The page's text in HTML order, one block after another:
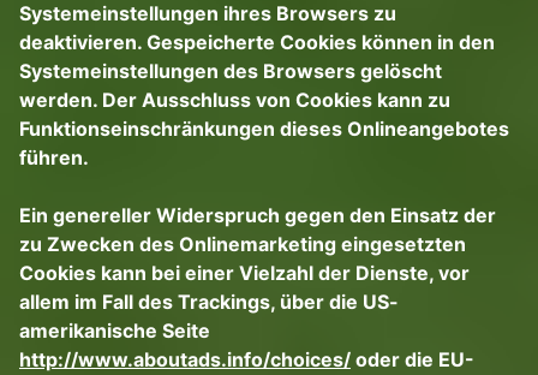
Systemeinstellungen ihres Browsers zu
deaktivieren. Gespeicherte Cookies können in den
Systemeinstellungen des Browsers gelöscht
werden. Der Ausschluss von Cookies kann zu
Funktionseinschränkungen dieses Onlineangebotes
führen.
Ein genereller Widerspruch gegen den Einsatz der
zu Zwecken des Onlinemarketing eingesetzten
Cookies kann bei einer Vielzahl der Dienste, vor
allem im Fall des Trackings, über die US-
amerikanische Seite
http://www.aboutads.info/choices/ oder die EU-